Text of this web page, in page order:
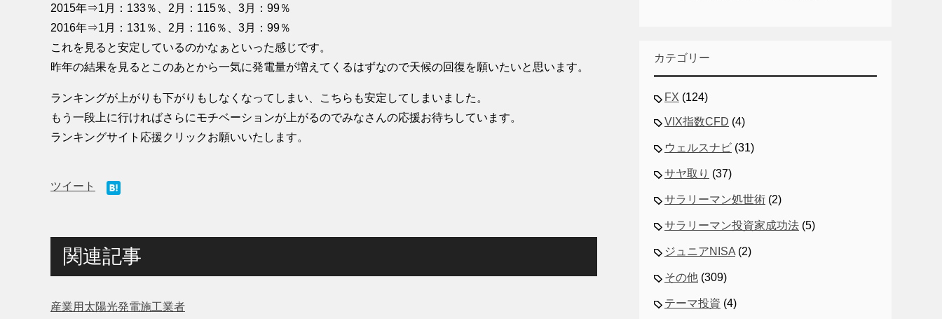
2015年⇒1月：133％、2月：115％、3月：99％
2016年⇒1月：131％、2月：116％、3月：99％
これを見ると安定しているのかなぁといった感じです。
昨年の結果を見るとこのあとから一気に発電量が増えてくるはずなので天候の回復を願いたいと思います。
ランキングが上がりも下がりもしなくなってしまい、こちらも安定してしまいました。
もう一段上に行ければさらにモチベーションが上がるのでみなさんの応援お待ちしています。
ランキングサイト応援クリックお願いいたします。
ツイート
関連記事
産業用太陽光発電施工業者
カテゴリー
FX (124)
VIX指数CFD (4)
ウェルスナビ (31)
サヤ取り (37)
サラリーマン処世術 (2)
サラリーマン投資家成功法 (5)
ジュニアNISA (2)
その他 (309)
テーマ投資 (4)